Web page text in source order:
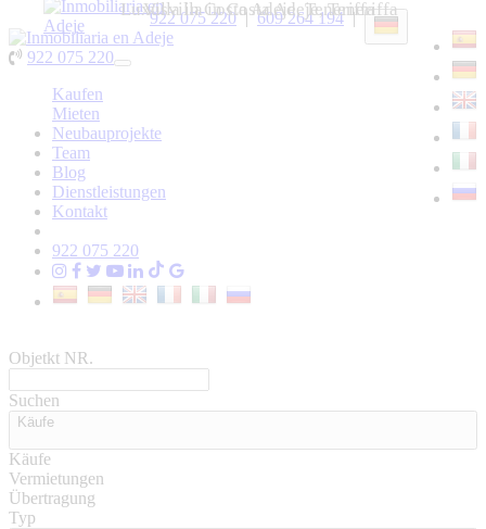
609 264 194|
922 075 220|
922 075 220
Toggle
Kaufen
Mieten
Neubauprojekte
Team
Blog
Dienstleistungen
Kontakt
922 075 220
Objetkt NR.
Suchen
Käufe
Käufe
Vermietungen
Übertragung
Typ
Villa in Costa Adeje, Teneriffa
Luxusvilla in Costa Adeje, Teneriffa